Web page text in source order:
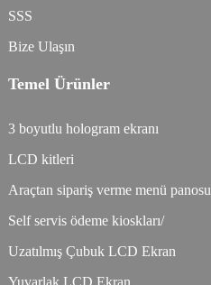
SSS
Bize Ulaşın
Temel Ürünler
3 boyutlu hologram ekranı
LCD kitleri
Araçtan sipariş verme menü panosu
Self servis ödeme kioskları/
Uzatılmış Çubuk LCD Ekran
Yuvarlak LCD Ekran